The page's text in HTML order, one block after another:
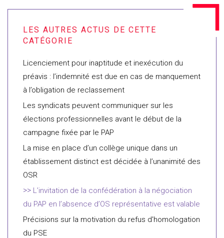
Licenciement pour inaptitude et inexécution du
préavis : l’indemnité est due en cas de manquement
à l’obligation de reclassement
Les syndicats peuvent communiquer sur les
élections professionnelles avant le début de la
campagne fixée par le PAP
La mise en place d’un collège unique dans un
établissement distinct est décidée à l’unanimité des
OSR
L’invitation de la confédération à la négociation
du PAP en l’absence d’OS représentative est valable
Précisions sur la motivation du refus d'homologation
du PSE